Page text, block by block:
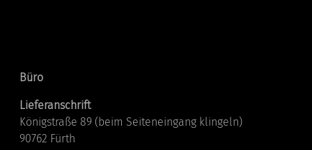
Büro
Lieferanschrift
Königstraße 89 (beim Seiteneingang klingeln)
90762 Fürth